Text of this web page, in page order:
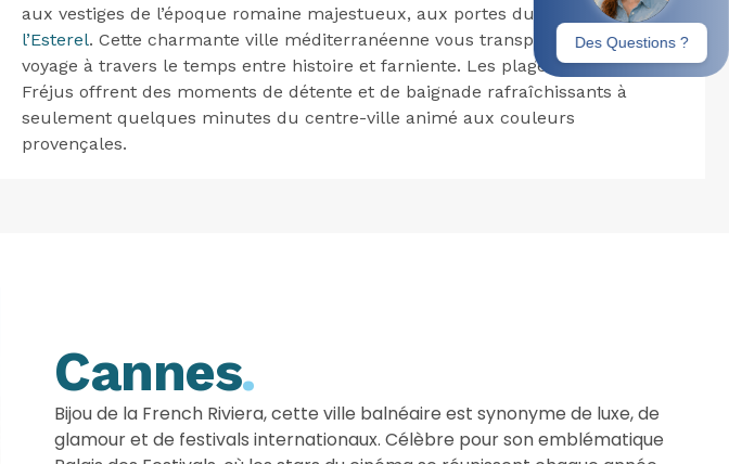
aux vestiges de l’époque romaine majestueux, aux portes du
Massif de
l’Esterel. Cette charmante ville méditerranéenne vous transporte dans un
voyage à travers le temps entre histoire et farniente. Les plages dorées de
Fréjus offrent des moments de détente et de baignade rafraîchissants à
seulement quelques minutes du centre-ville animé aux couleurs
provençales.
Cannes.
Bijou de la French Riviera, cette ville balnéaire est synonyme de luxe, de
glamour et de festivals internationaux. Célèbre pour son emblématique